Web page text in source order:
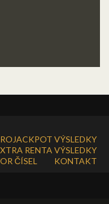
VÝSLEDKY
RENTA VÝSLEDKY
ČÍSEL KONTAKT